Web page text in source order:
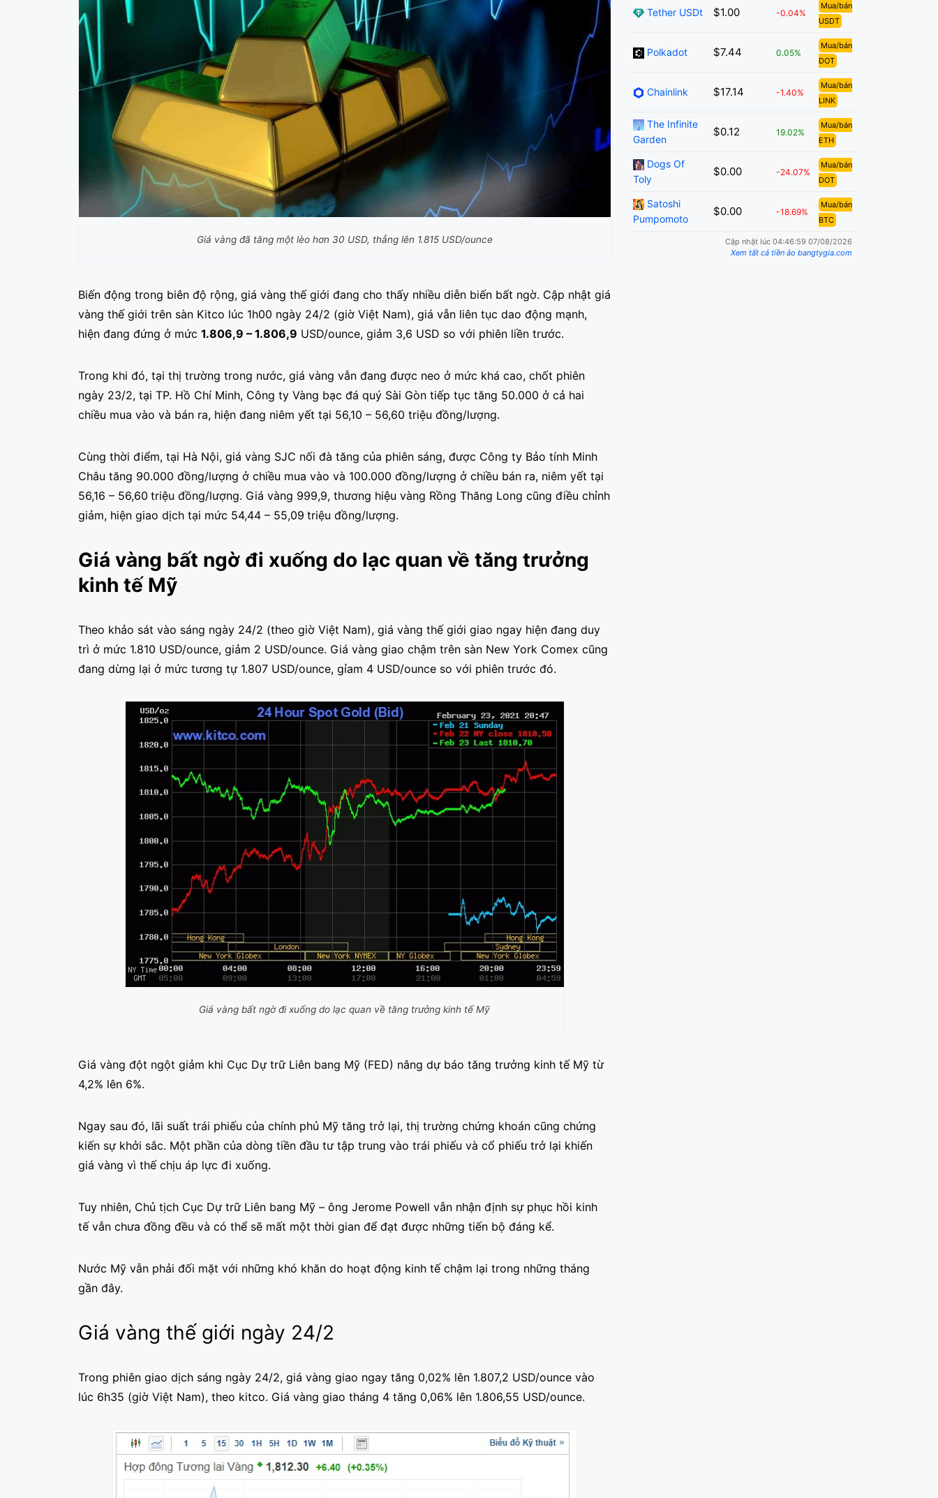
Giá vàng đã tăng một lèo hơn 30 USD, thẳng lên 1.815 USD/ounce
Biến động trong biên độ rộng, giá vàng thế giới đang cho thấy nhiều diễn biến bất ngờ. Cập nhật giá
vàng thế giới trên sàn Kitco lúc 1h00 ngày 24/2 (giờ Việt Nam), giá vẫn liên tục dao động mạnh,
hiện đang đứng ở mức 1.806,9 – 1.806,9 USD/ounce, giảm 3,6 USD so với phiên liền trước.
Trong khi đó, tại thị trường trong nước, giá vàng vẫn đang được neo ở mức khá cao, chốt phiên
ngày 23/2, tại TP. Hồ Chí Minh, Công ty Vàng bạc đá quý Sài Gòn tiếp tục tăng 50.000 ở cả hai
chiều mua vào và bán ra, hiện đang niêm yết tại 56,10 – 56,60 triệu đồng/lượng.
Cùng thời điểm, tại Hà Nội, giá vàng SJC nối đà tăng của phiên sáng, được Công ty Bảo tính Minh
Châu tăng 90.000 đồng/lượng ở chiều mua vào và 100.000 đồng/lượng ở chiều bán ra, niêm yết tại
56,16 – 56,60 triệu đồng/lượng. Giá vàng 999,9, thương hiệu vàng Rồng Thăng Long cũng điều chỉnh
giảm, hiện giao dịch tại mức 54,44 – 55,09 triệu đồng/lượng.
Giá vàng bất ngờ đi xuống do lạc quan về tăng trưởng
kinh tế Mỹ
Theo khảo sát vào sáng ngày 24/2 (theo giờ Việt Nam), giá vàng thế giới giao ngay hiện đang duy
trì ở mức 1.810 USD/ounce, giảm 2 USD/ounce. Giá vàng giao chậm trên sàn New York Comex cũng
đang dừng lại ở mức tương tự 1.807 USD/ounce, gỉam 4 USD/ounce so với phiên trước đó.
Giá vàng bất ngờ đi xuống do lạc quan về tăng trưởng kinh tế Mỹ
Giá vàng đột ngột giảm khi Cục Dự trữ Liên bang Mỹ (FED) nâng dự báo tăng trưởng kinh tế Mỹ từ
4,2% lên 6%.
Ngay sau đó, lãi suất trái phiếu của chính phủ Mỹ tăng trở lại, thị trường chứng khoán cũng chứng
kiến sự khởi sắc. Một phần của dòng tiền đầu tư tập trung vào trái phiếu và cổ phiếu trở lại khiến
giá vàng vì thế chịu áp lực đi xuống.
Tuy nhiên, Chủ tịch Cục Dự trữ Liên bang Mỹ – ông Jerome Powell vẫn nhận định sự phục hồi kinh
tế vẫn chưa đồng đều và có thể sẽ mất một thời gian để đạt được những tiến bộ đáng kể.
Nước Mỹ vẫn phải đối mặt với những khó khăn do hoạt động kinh tế chậm lại trong những tháng
gần đây.
Giá vàng thế giới ngày 24/2
Trong phiên giao dịch sáng ngày 24/2, giá vàng giao ngay tăng 0,02% lên 1.807,2 USD/ounce vào
lúc 6h35 (giờ Việt Nam), theo kitco. Giá vàng giao tháng 4 tăng 0,06% lên 1.806,55 USD/ounce.
Tether USDt $1.00 -0.04%
Mua/bán
USDT
Polkadot $7.44 0.05%
Mua/bán
DOT
Chainlink $17.14 -1.40%
Mua/bán
LINK
The Infinite
Garden
$0.12 19.02%
Mua/bán
ETH
Dogs Of
Toly
$0.00 -24.07%
Mua/bán
DOT
Satoshi
Pumpomoto
$0.00 -18.69%
Mua/bán
BTC
Cập nhật lúc 04:46:59 07/08/2026
Xem tất cả tiền ảo bangtygia.com